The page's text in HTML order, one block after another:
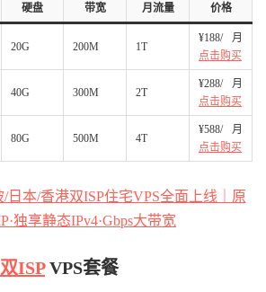
硬盘 带宽 月流量 价格
20G 200M 1T
¥188/月
点击购买
40G 300M 2T
¥288/月
点击购买
80G 500M 4T
¥588/月
点击购买
双ISPVPS套餐